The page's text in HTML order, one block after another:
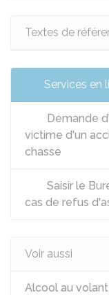
Textes de
Services en
Demande
victime d'un
chasse
Saisir le
cas de refus
Voir aussi
Alcool au volant